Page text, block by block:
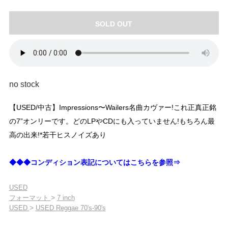
SOLD OUT
no stock
【USED/中古】Impressions〜Wailers名曲カヴァー!これ正真正銘
の7”オンリーです。どのLPやCDにも入っていません!もちろん最
高の出来!*若干ヒスノイズあり
◆◆◆コンディション表記についてはこちらを参照⇒
USED
フォーマット > 7 inch
USED > USED Reggae 70's-90's